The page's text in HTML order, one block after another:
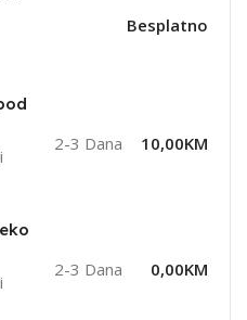
Besplatno
2-3 Dana 10,00KM
2-3 Dana 0,00KM